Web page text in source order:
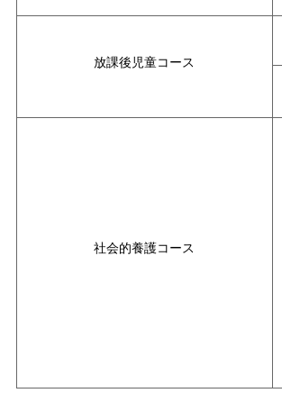
放課後児童コース
社会的養護コース